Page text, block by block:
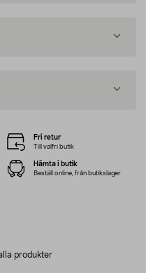
produkter
Fri retur
Till valfri butik
Hämta i butik
Beställ online, från butikslager